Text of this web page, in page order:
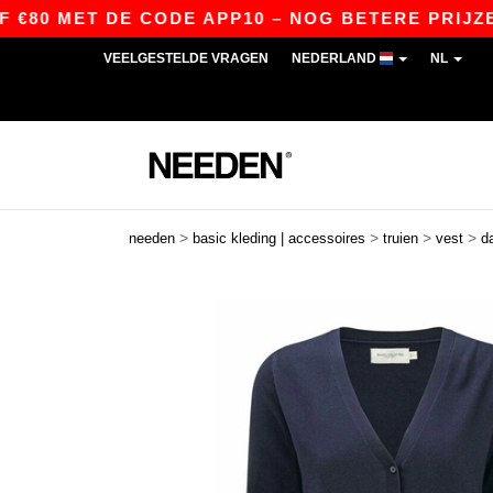
DE CODE APP10 – NOG BETERE PRIJZEN IN
VEELGESTELDE VRAGEN NEDERLAND NL
needen > basic kleding | accessoires > truien > vest >